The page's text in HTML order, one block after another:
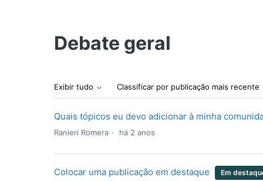
Debate geral
Exibir tudo Classificar por publicação mais recente
Quais tópicos eu devo adicionar à minha
Ranieri Romera há 2 anos
Colocar uma publicação em destaque Em